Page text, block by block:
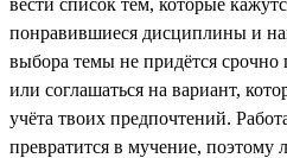
понравившиеся дисциплины и
выбора темы не придётся срочно
или соглашаться на вариант,
учёта твоих предпочтений.
превратится в мучение, поэтому